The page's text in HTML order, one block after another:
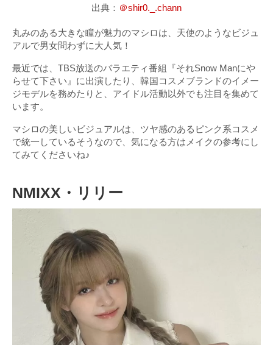
出典： ＠shir0._.chann
丸みのある大きな瞳が魅力のマシロは、天使のようなビジュ
アルで男女問わずに大人気！
最近では、TBS放送のバラエティ番組『それSnow Manにや
らせて下さい』に出演したり、韓国コスメブランドのイメー
ジモデルを務めたりと、アイドル活動以外でも注目を集めて
います。
マシロの美しいビジュアルは、ツヤ感のあるピンク系コスメ
で統一しているそうなので、気になる方はメイクの参考にし
てみてくださいね♪
NMIXX・リリー